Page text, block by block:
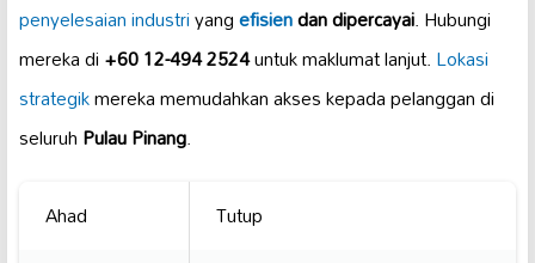
penyelesaian industriyangefisiendan dipercayai. Hubungi
mereka di+60 12-494 2524untuk maklumat lanjut.Lokasi
strategikmereka memudahkan akses kepada pelanggan di
seluruhPulau Pinang.
Ahad
Tutup